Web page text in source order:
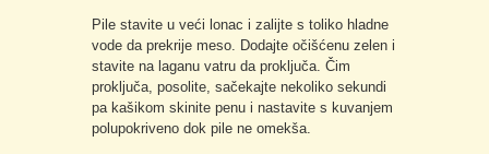
Pile stavite u veći lonac i zalijte s toliko hladne
vode da prekrije meso. Dodajte očišćenu zelen i
stavite na laganu vatru da proključa. Čim
proključa, posolite, sačekajte nekoliko sekundi
pa kašikom skinite penu i nastavite s kuvanjem
polupokriveno dok pile ne omekša.